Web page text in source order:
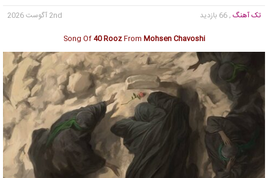
تک آهنگ , 66 بازدید
2nd آگوست 2026
Song Of40 RoozFrom Mohsen Chavoshi